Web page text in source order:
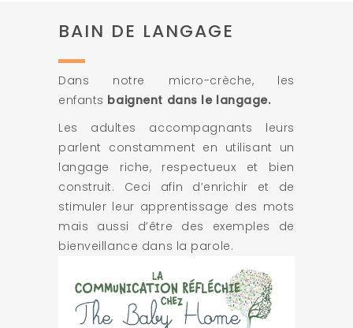
BAIN DE LANGAGE
Dans notre micro-crèche, les
enfants baignent dans le langage.
Les adultes accompagnants leurs
parlent constamment en utilisant un
langage riche, respectueux et bien
construit. Ceci afin d’enrichir et de
stimuler leur apprentissage des mots
mais aussi d’être des exemples de
bienveillance dans la parole.